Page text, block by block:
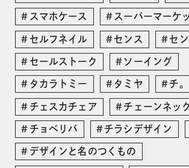
スマホケース スーパーマーケ
セルフネイル センス セ
セールストーク ソーイング
タカラトミー タミヤ チ。
チェスカチェア チェーンネッ
チョベリバ チラシデザイン
デザインと名のつくもの